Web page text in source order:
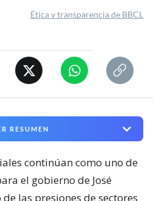
Ética y transparencia de BBCL
RESUMEN
continúan como uno de
el gobierno de José
las presiones de sectores